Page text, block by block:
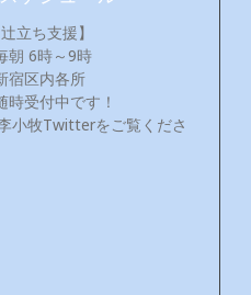
立ち支援】
朝 6時～9時
宿区内各所
時受付中です！
小牧Twitterをご覧くださ